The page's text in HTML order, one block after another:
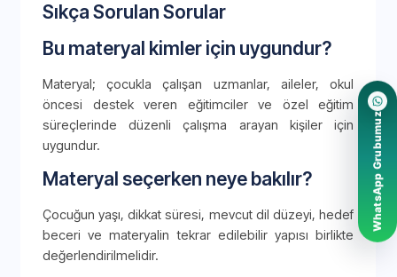
Sıkça Sorulan Sorular
Bu materyal kimler için uygundur?
Materyal; çocukla çalışan uzmanlar, aileler, okul
öncesi destek veren eğitimciler ve özel eğitim
süreçlerinde düzenli çalışma arayan kişiler için
uygundur.
Materyal seçerken neye bakılır?
Çocuğun yaşı, dikkat süresi, mevcut dil düzeyi, hedef
beceri ve materyalin tekrar edilebilir yapısı birlikte
değerlendirilmelidir.
WhatsApp Grubumuz